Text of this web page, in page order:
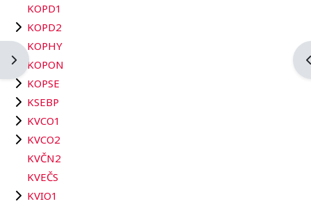
Abrir cajón de bloques
KOPD1
KOPD2
KOPHY
KOPON
KOPSE
KSEBP
KVCO1
KVCO2
KVČN2
KVEČS
KVIO1